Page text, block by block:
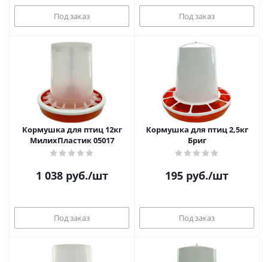
Под заказ Под заказ
Кормушка для птиц 12кг
МилихПластик 05017
1 038руб./шт
Под заказ
Кормушка для птиц 2,5кг
Бриг
195 руб./шт
Под заказ